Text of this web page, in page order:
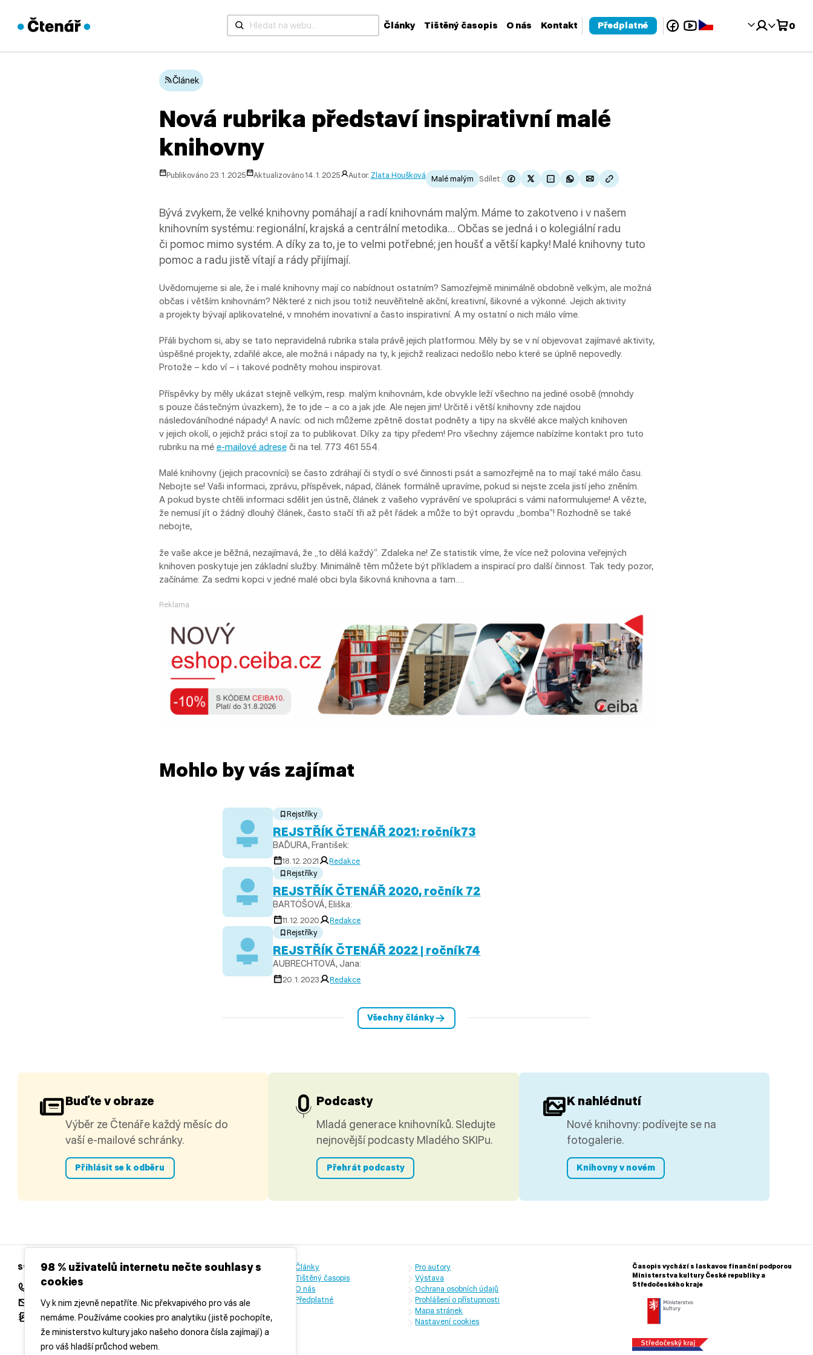
98 % uživatelů internetu nečte souhlasy s
cookies
Vy k nim zjevně nepatříte. Nic překvapivého pro vás ale
nemáme. Používáme cookies pro analytiku (jistě pochopíte,
že ministerstvo kultury jako našeho donora čísla zajímají) a
pro váš hladší průchod webem.
Články Tištěný časopis O nás Kontakt Předplatné Facebook
YouTube 0
Článek
Nová rubrika představí inspirativní malé
knihovny
Publikováno 23. 1. 2025 Aktualizováno 14. 1. 2025 Autor: Zlata Houšková Malé malým Sdílet:
Bývá zvykem, že velké knihovny pomáhají a radí knihovnám malým. Máme to zakotveno i v našem
knihovním systému: regionální, krajská a centrální metodika… Občas se jedná i o kolegiální radu
či pomoc mimo systém. A díky za to, je to velmi potřebné; jen houšť a větší kapky! Malé knihovny tuto
pomoc a radu jistě vítají a rády přijímají.
Uvědomujeme si ale, že i malé knihovny mají co nabídnout ostatním? Samozřejmě minimálně obdobně velkým, ale možná
občas i větším knihovnám? Některé z nich jsou totiž neuvěřitelně akční, kreativní, šikovné a výkonné. Jejich aktivity
a projekty bývají aplikovatelné, v mnohém inovativní a často inspirativní. A my ostatní o nich málo víme.
Přáli bychom si, aby se tato nepravidelná rubrika stala právě jejich platformou. Měly by se v ní objevovat zajímavé aktivity,
úspěšné projekty, zdařilé akce, ale možná i nápady na ty, k jejichž realizaci nedošlo nebo které se úplně nepovedly.
Protože – kdo ví – i takové podněty mohou inspirovat.
Příspěvky by měly ukázat stejně velkým, resp. malým knihovnám, kde obvykle leží všechno na jediné osobě (mnohdy
s pouze částečným úvazkem), že to jde – a co a jak jde. Ale nejen jim! Určitě i větší knihovny zde najdou
následováníhodné nápady! A navíc: od nich můžeme zpětně dostat podněty a tipy na skvělé akce malých knihoven
v jejich okolí, o jejichž práci stojí za to publikovat. Díky za tipy předem! Pro všechny zájemce nabízíme kontakt pro tuto
rubriku na mé e-mailové adreseči na tel. 773 461 554.
Malé knihovny (jejich pracovníci) se často zdráhají či stydí o své činnosti psát a samozřejmě na to mají také málo času.
Nebojte se! Vaši informaci, zprávu, příspěvek, nápad, článek formálně upravíme, pokud si nejste zcela jistí jeho zněním.
A pokud byste chtěli informaci sdělit jen ústně, článek z vašeho vyprávění ve spolupráci s vámi naformulujeme! A vězte,
že nemusí jít o žádný dlouhý článek, často stačí tři až pět řádek a může to být opravdu „bomba“! Rozhodně se také
nebojte,
že vaše akce je běžná, nezajímavá, že „to dělá každý“. Zdaleka ne! Ze statistik víme, že více než polovina veřejných
knihoven poskytuje jen základní služby. Minimálně těm můžete být příkladem a inspirací pro další činnost. Tak tedy pozor,
začínáme: Za sedmi kopci v jedné malé obci byla šikovná knihovna a tam….
Reklama
Mohlo by vás zajímat
Rejstříky
REJSTŘÍK ČTENÁŘ 2021: ročník73
BAĎURA, František:
18. 12. 2021
Redakce
Rejstříky
REJSTŘÍK ČTENÁŘ 2020, ročník 72
BARTOŠOVÁ, Eliška:
11. 12. 2020
Redakce
Rejstříky
REJSTŘÍK ČTENÁŘ 2022 | ročník74
AUBRECHTOVÁ, Jana:
20. 1. 2023 Redakce
Všechny články
Buďte v obraze
Výběr ze Čtenáře každý měsíc do
vaší e-mailové schránky.
Přihlásit se k odběru
Podcasty
Mladá generace knihovníků. Sledujte
nejnovější podcasty Mladého SKIPu.
Přehrát podcasty
K nahlédnutí
Nové knihovny: podívejte se na
fotogalerie.
Knihovny v novém
Středočeská vědecká knihovna v Kladně
+420 312 813 154
redakce@casopisctenar.cz
Všechny kontakty
Články
Tištěný časopis
O nás
Předplatné
Pro autory
Výstava
Ochrana osobních údajů
Prohlášení o přístupnosti
Mapa stránek
Nastavení cookies
Časopis vychází s laskavou finanční podporou
Ministerstva kultury České republiky a
Středočeského kraje